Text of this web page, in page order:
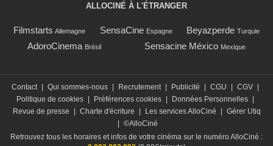
ALLOCINÉ À L'ÉTRANGER
Filmstarts Allemagne SensaCine Espagne Beyazperde Turquie
AdoroCinema Brésil Sensacine México Mexique
Contact | Qui sommes-nous | Recrutement | Publicité | CGU | CGV |
Politique de cookies | Préférences cookies | Données Personnelles |
Revue de presse
| Charte d'écriture | Les services AlloCiné | Gérer Utiq
| ©AlloCiné
Retrouvez tous les horaires et infos de votre cinéma sur le numéro AlloCiné :